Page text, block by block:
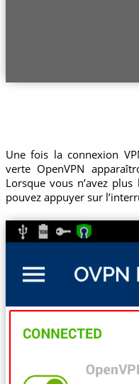
Une fois la connexion
verte OpenVPN
Lorsque vous n’avez
pouvez appuyer sur